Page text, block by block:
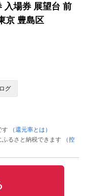
入場券 展望台 前
京 豊島区
グ
す
（還元率とは）
るさと納税できます
（控